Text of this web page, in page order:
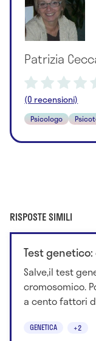
Patrizia
(0 recensioni)
Psicologo
RISPOSTE SIMILI
Test
Salve,il test
cromosomico.
a cento fattori
GENETICA +2